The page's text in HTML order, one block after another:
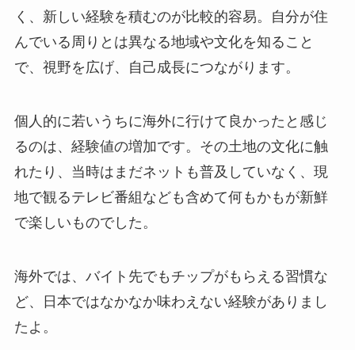
く、新しい経験を積むのが比較的容易。自分が住
んでいる周りとは異なる地域や文化を知ること
で、視野を広げ、自己成長につながります。
個人的に若いうちに海外に行けて良かったと感じ
るのは、経験値の増加です。その土地の文化に触
れたり、当時はまだネットも普及していなく、現
地で観るテレビ番組なども含めて何もかもが新鮮
で楽しいものでした。
海外では、バイト先でもチップがもらえる習慣な
ど、日本ではなかなか味わえない経験がありまし
たよ。